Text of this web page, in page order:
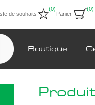
de souhaits
(0)
Panier
(0)
Boutique